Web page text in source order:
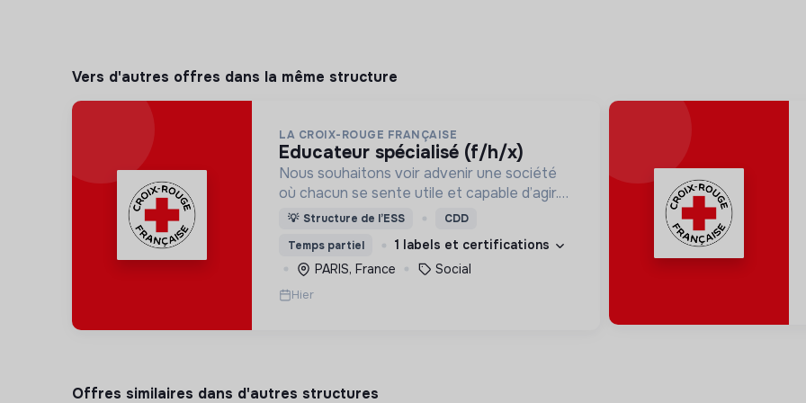
Vers d'autres offres dans la même structure
LA CROIX-ROUGE FRANÇAISE
educateur spécialisé (f/h/x)
Nous souhaitons voir advenir une société
où chacun se sente utile et capable d’agir.
Pour cela, nous proposons des moyens et
adaptés à tous.
💡 Structure de l’ESS
CDD
Temps partiel
1 labels et certifications
PARIS, France
Social
Hier
Offres similaires dans d'autres structures